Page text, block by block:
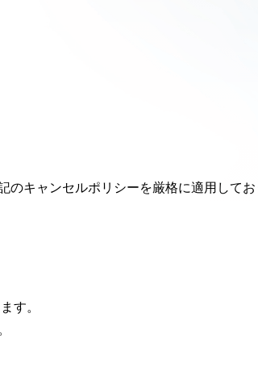
キャンセルポリシーを厳格に適⽤してお
す。